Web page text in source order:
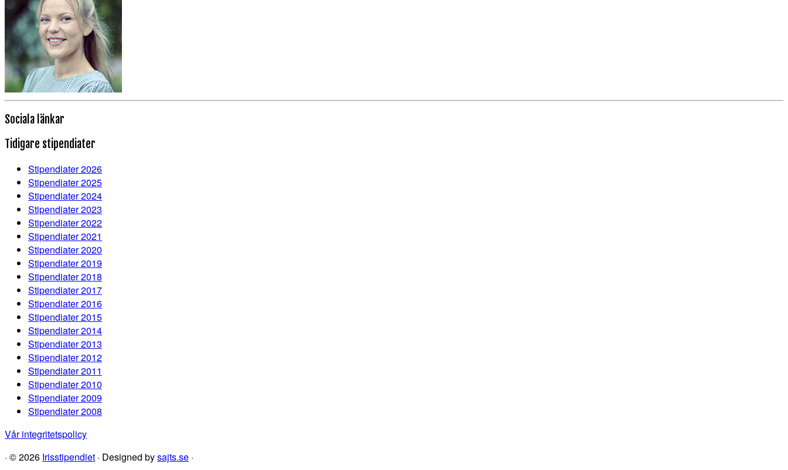
Sociala länkar
Tidigare stipendiater
Stipendiater 2026
Stipendiater 2025
Stipendiater 2024
Stipendiater 2023
Stipendiater 2022
Stipendiater 2021
Stipendiater 2020
Stipendiater 2019
Stipendiater 2018
Stipendiater 2017
Stipendiater 2016
Stipendiater 2015
Stipendiater 2014
Stipendiater 2013
Stipendiater 2012
Stipendiater 2011
Stipendiater 2010
Stipendiater 2009
Stipendiater 2008
Vår integritetspolicy
· © 2026 Irisstipendiet · Designed bysajts.se ·